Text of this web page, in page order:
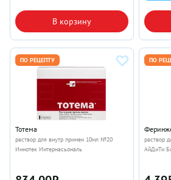
В корзину
ПО РЕЦЕПТУ
Тотема
раствор для внутр примен 10мл №20
Иннотек Интернасьональ
ПО
раствор
АйДиТи